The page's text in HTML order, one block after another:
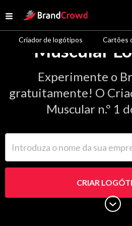
Open menu
Site Logo
Criador de logótipos Cartões
Muscular
Experimente o
gratuitamente! O
Muscular n.º 1
CRIAR